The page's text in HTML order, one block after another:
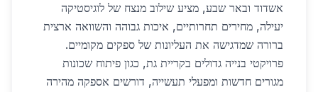
אשדוד ובאר שבע, מציע שילוב מנצח של לוגיסטיקה
יעילה, מחירים תחרותיים, איכות גבוהה והשוואה ארצית
ברורה שמדגישה את העליונות של ספקים מקומיים.
פרויקטי בנייה גדולים בקריית גת, כגון פיתוח שכונות
מגורים חדשות ומפעלי תעשייה, דורשים אספקה מהירה